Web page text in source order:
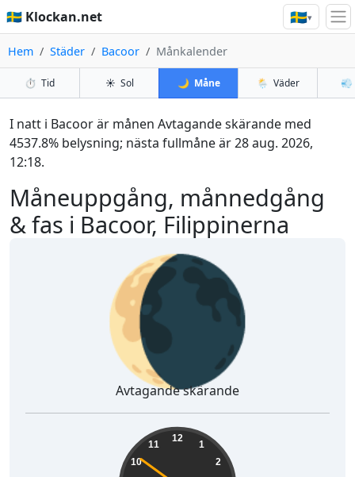
🇸🇪 Klockan.net 🇸🇪▾
Hem Städer Bacoor Månkalender
⏱️ Tid ☀️ Sol 🌙 Måne 🌦️ Väder 💨
Måneuppgång, månnedgång
& fas i Bacoor, Filippinerna
I natt i Bacoor är månen Avtagande skärande med
4537.8% belysning; nästa fullmåne är 28 aug. 2026,
12:18.
🌘
Avtagande skärande
12
1
2
10
11